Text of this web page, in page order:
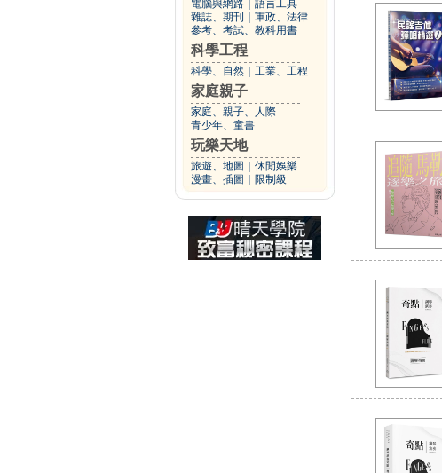
電腦與網路
語言工具
雜誌、期刊
軍政、法律
參考、考試、教科用書
科學工程
科學、自然 工業、工程
家庭親子
家庭、親子、人際
青少年、童書
玩樂天地
旅遊、地圖
休閒娛樂
漫畫、插圖
限制級